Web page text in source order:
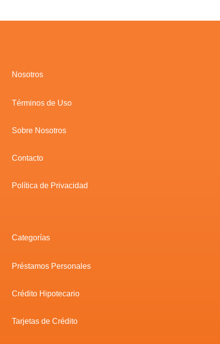
Nosotros
Términos de Uso
Sobre Nosotros
Contacto
Política de Privacidad
Categorías
Préstamos Personales
Crédito Hipotecario
Tarjetas de Crédito